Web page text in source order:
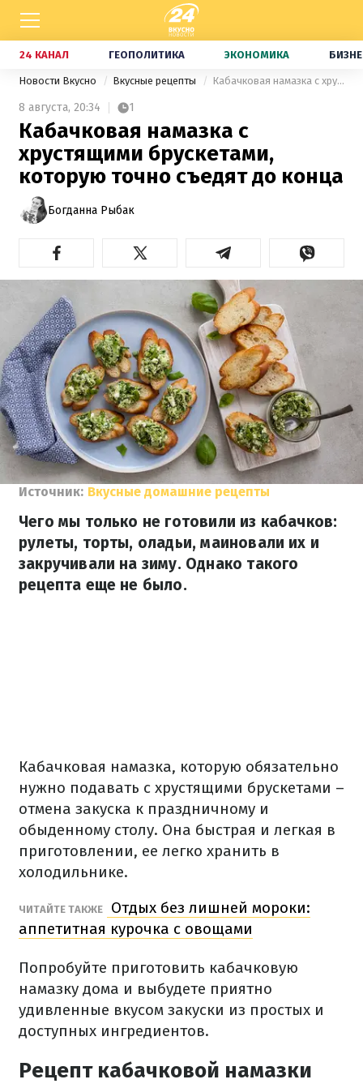
24 КАНАЛ ГЕОПОЛИТИКА ЭКОНОМИКА
Новости Вкусно Вкусные рецепты Кабачковая намазка с хрустящими брускетами, которую точно съедят до конца
8 августа, 20:34 1
Кабачковая намазка с
хрустящими брускетами,
которую точно съедят до конца
Богданна Рыбак
Источник: Вкусные домашние рецепты
Чего мы только не готовили из кабачков:
рулеты, торты, оладьи, маиновали их и
закручивали на зиму. Однако такого
рецепта еще не было.
Кабачковая намазка, которую обязательно
нужно подавать с хрустящими брускетами –
отмена закуска к праздничному и
обыденному столу. Она быстрая и легкая в
приготовлении, ее легко хранить в
холодильнике.
ЧИТАЙТЕ ТАКЖЕ
Отдых без лишней мороки:
аппетитная курочка с овощами
Попробуйте приготовить кабачковую
намазку дома и выбудете приятно
удивленные вкусом закуски из простых и
доступных ингредиентов.
Рецепт кабачковой намазки